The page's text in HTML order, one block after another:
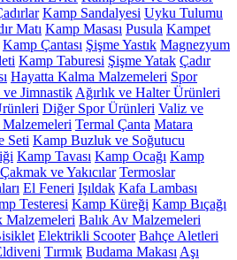
Kamp Sandalyesi Uyku Tulumu
Matı Kamp Masası Pusula Kampet
Kamp Çantası Şişme Yastık Magnezyum
Kamp Taburesi Şişme Yatak Çadır
Hayatta Kalma Malzemeleri Spor
ve Jimnastik Ağırlık ve Halter Ürünleri
Diğer Spor Ürünleri Valiz ve
Termal Çanta Matara
Seti Kamp Buzluk ve Soğutucu
Kamp Tavası Kamp Ocağı Kamp
Çakmak ve Yakıcılar Termoslar
El Feneri Işıldak Kafa Lambası
Testeresi Kamp Küreği Kamp Bıçağı
Malzemeleri Balık Av Malzemeleri
Elektrikli Scooter Bahçe Aletleri
Tırmık Budama Makası Aşı